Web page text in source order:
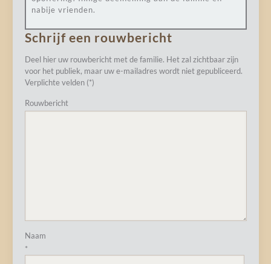
nabije vrienden.
Schrijf een rouwbericht
Deel hier uw rouwbericht met de familie. Het zal zichtbaar zijn
voor het publiek, maar uw e-mailadres wordt niet gepubliceerd.
Verplichte velden (*)
Rouwbericht
Naam
*